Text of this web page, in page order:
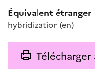
Équivalent étranger
hybridization (en)
Télécharger